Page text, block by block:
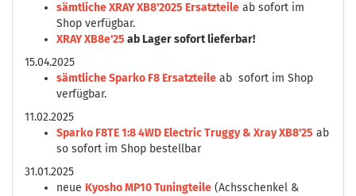
sämtliche XRAY XB8'2025 Ersatzteile ab sofort im
Shop verfügbar.
XRAY XB8e'25 ab Lager sofort lieferbar!
15.04.2025
sämtliche Sparko F8 Ersatzteile ab sofort im Shop
verfügbar.
11.02.2025
Sparko F8TE 1:8 4WD Electric Truggy & Xray XB8'25 ab
so sofort im Shop bestellbar
31.01.2025
neue Kyosho MP10 Tuningteile (Achsschenkel &